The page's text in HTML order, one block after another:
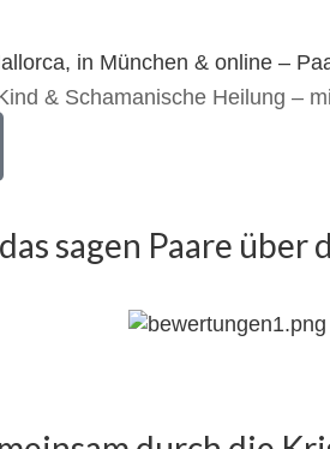
& Schamanische Heilung –
sagen Paare